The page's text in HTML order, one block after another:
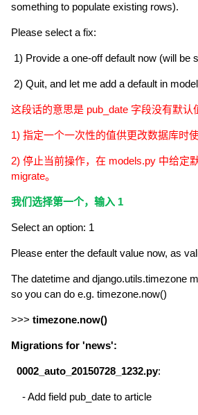
something to populate existing rows).
Please select a fix:
1) Provide a one-off default now (will be
2) Quit, and let me add a default in
这段话的意思是 pub_date 字段没有默认
1) 指定一个一次性的值供更改数据库时使
2) 停止当前操作，在 models.py 中给定
migrate。
我们选择第一个，输入 1
Select an option: 1
Please enter the default value now, as
The datetime and django.utils.timezone
so you can do e.g. timezone.now()
>>> timezone.now()
Migrations for 'news':
0002_auto_20150728_1232.py:
- Add field pub_date to article